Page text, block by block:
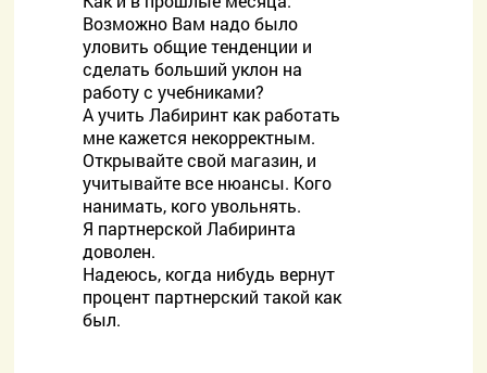
Возможно Вам надо было
уловить общие тенденции и
сделать больший уклон на
работу с учебниками?
А учить Лабиринт как работать
мне кажется некорректным.
Открывайте свой магазин, и
учитывайте все нюансы. Кого
нанимать, кого увольнять.
Я партнерской Лабиринта
доволен.
Надеюсь, когда нибудь вернут
процент партнерский такой как
был.